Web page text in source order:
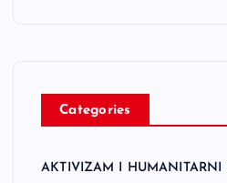
Categories
AKTIVIZAM I HUMANITARNI